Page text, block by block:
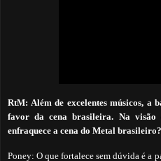
RtM: Além de excelentes músicos, a
favor da cena brasileira. Na visão
enfraquece a cena do Metal brasileiro?
Poney: O que fortalece sem dúvida é a